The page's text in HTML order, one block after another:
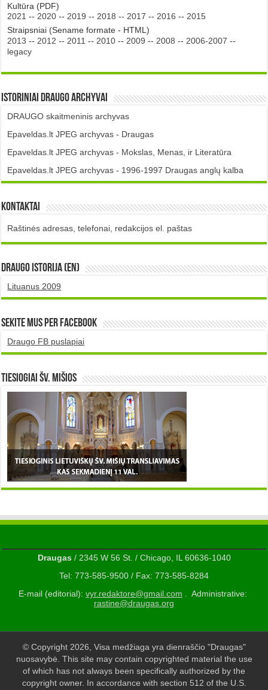
Kultūra (PDF)
2021 -- 2020 -- 2019 -- 2018 -- 2017 -- 2016 -- 2015
Straipsniai (Sename formate - HTML)
2013 -- 2012 -- 2011 -- 2010 -- 2009 -- 2008 -- 2006-2007 --
legacy
Istoriniai DRAUGO Archyvai
DRAUGO skaitmeninis archyvas
Epaveldas.lt JPEG archyvas - Draugas
Epaveldas.lt JPEG archyvas - Mokslas, Menas, ir Literatūra
Epaveldas.lt JPEG archyvas - 1996-1997 Draugas anglų kalba
Kontaktai
Raštinės adresas, telefonai, redakcijos el. paštas
DRAUGO istorija (EN)
Lituanus 2009
Sekite mus per Facebook
Draugo FB puslapiai
TIESIOGIAI šv. MIŠIOS
Draugas/ 2345 W 56 St. / Chicago, IL 60636-1040
Tel: 773-585-9500 / Fax: 773-585-8284
E-mail (editorial): vyr.redaktore@gmail.com . Administrative:
rastine@draugas.org
© Copyright 2026, Visa medžiaga yra dienraščio "Draugas"
nuosavybė. This site may contain copyrighted material the use
of which has not always been specifically authorized by the
copyright owner. In accordance with section 512 of the U.S.